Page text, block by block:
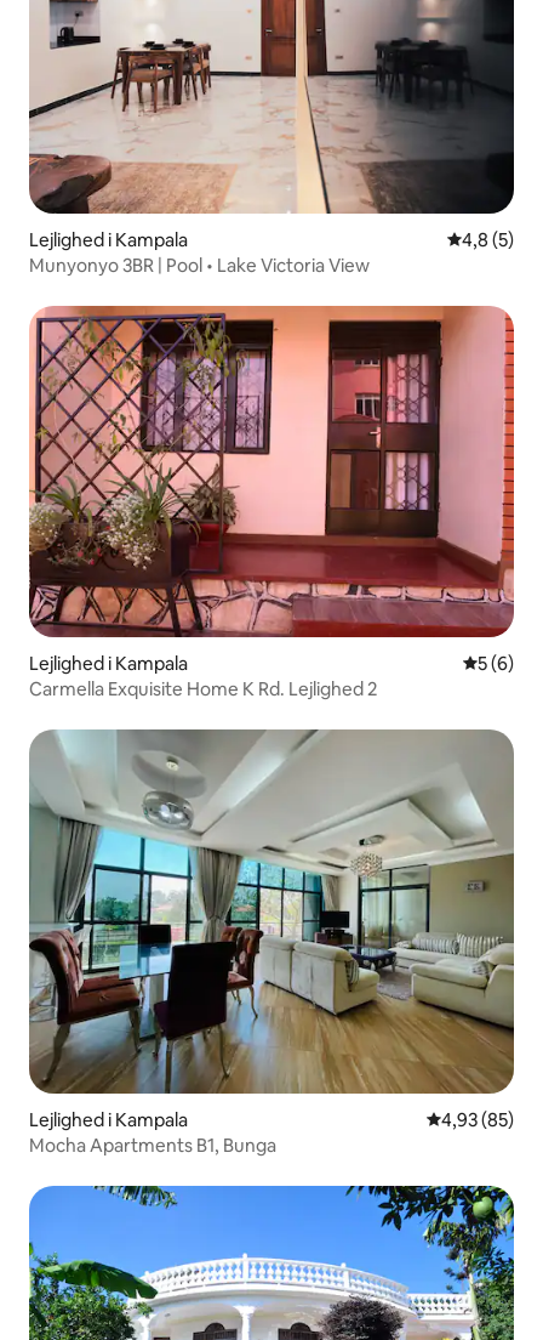
Lejlighed i Kampala 4,8 ud af 5
4,8 (5)
Munyonyo 3BR | Pool • Lake Victoria View
Lejlighed i Kampala 5 ud af 5
5 (6)
Carmella Exquisite Home K Rd. Lejlighed 2
Lejlighed i Kampala 4,93 ud af 5 i
4,93 (85)
Mocha Apartments B1, Bunga